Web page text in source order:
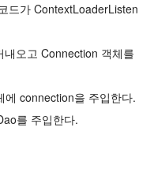
드가 ContextLoaderListen
오고 Connection 객체를
에 connection을 주입한다.
를 주입한다.